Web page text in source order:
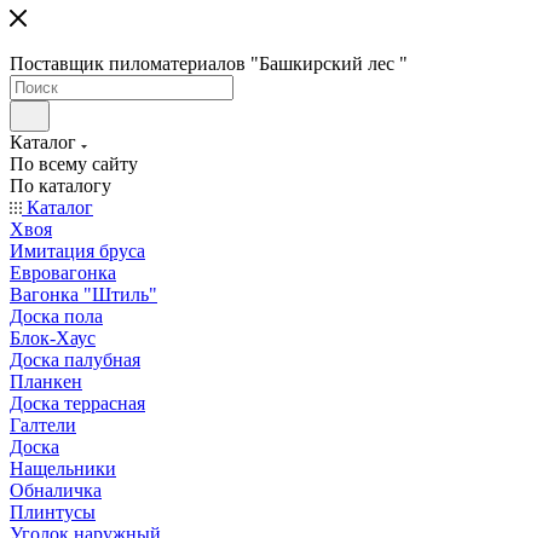
Поставщик пиломатериалов "Башкирский лес "
Каталог
По всему сайту
По каталогу
Каталог
Хвоя
Имитация бруса
Евровагонка
Вагонка "Штиль"
Доска пола
Блок-Хаус
Доска палубная
Планкен
Доска террасная
Галтели
Доска
Нащельники
Обналичка
Плинтусы
Уголок наружный